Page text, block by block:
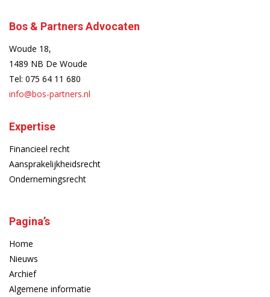
Bos & Partners Advocaten
Woude 18,
1489 NB De Woude
Tel: 075 64 11 680
info@bos-partners.nl
Expertise
Financieel recht
Aansprakelijkheidsrecht
Ondernemingsrecht
Pagina’s
Home
Nieuws
Archief
Algemene informatie